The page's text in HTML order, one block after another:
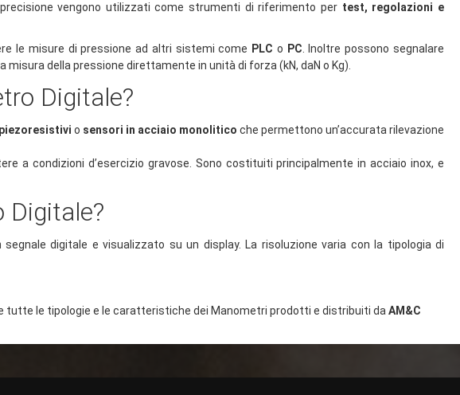
vengono utilizzati come strumenti di riferimento per test, regolazioni e
le misure di pressione ad altri sistemi come PLC o PC. Inoltre possono segnalare
della pressione direttamente in unità di forza (kN, daN o Kg).
Digitale?
o sensori in acciaio monolitico che permettono un’accurata rilevazione
a condizioni d’esercizio gravose. Sono costituiti principalmente in acciaio inox, e
Digitale?
digitale e visualizzato su un display. La risoluzione varia con la tipologia di
tutte le tipologie e le caratteristiche dei Manometri prodotti e distribuiti daAM&C